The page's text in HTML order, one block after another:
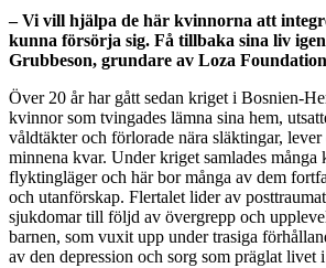
– Vi vill hjälpa de här kvinnorna att
kunna försörja sig. Få tillbaka sina liv
Grubbeson, grundare av Loza
Över 20 år har gått sedan kriget i Bosnien-
kvinnor som tvingades lämna sina hem,
våldtäkter och förlorade nära släktingar, lever
minnena kvar. Under kriget samlades
flyktingläger och här bor många av dem
och utanförskap. Flertalet lider av
sjukdomar till följd av övergrepp och
barnen, som vuxit upp under trasiga
av den depression och sorg som präglat livet